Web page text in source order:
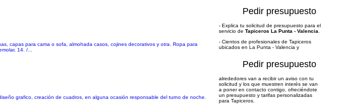
capas para cama o sofa, almohada casos, cojines decorativos y otra. Ropa para
14. /...
Pedir presupuesto
grafico, creación de cuadros, en alguna ocasión responsable del turno de noche.
Pedir presupuesto
- Explica tu solicitud de presupuesto para el
servicio de Tapiceros La Punta - Valencia
- Cientos de profesionales de Tapiceros
ubicados en La Punta - Valencia y
alrededores van a recibir un aviso con tu
solicitud y los que muestren interés se van
a poner en contacto contigo, ofreciéndote
un presupuesto y tarifas personalizadas
para Tapiceros.